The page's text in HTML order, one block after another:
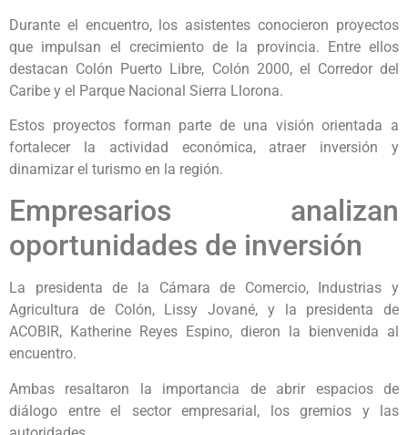
Durante el encuentro, los asistentes conocieron proyectos
que impulsan el crecimiento de la provincia. Entre ellos
destacan Colón Puerto Libre, Colón 2000, el Corredor del
Caribe y el Parque Nacional Sierra Llorona.
Estos proyectos forman parte de una visión orientada a
fortalecer la actividad económica, atraer inversión y
dinamizar el turismo en la región.
Empresarios analizan
oportunidades de inversión
La presidenta de la Cámara de Comercio, Industrias y
Agricultura de Colón, Lissy Jované, y la presidenta de
ACOBIR, Katherine Reyes Espino, dieron la bienvenida al
encuentro.
Ambas resaltaron la importancia de abrir espacios de
diálogo entre el sector empresarial, los gremios y las